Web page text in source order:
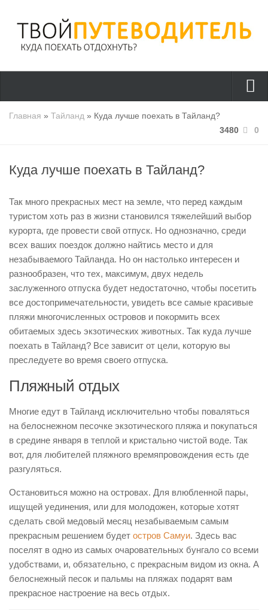
Страны
Тайланд
Куда поехать?
Полезно знать
Отдых с детьми
Поиск туров online
Главная » Тайланд » Куда лучше поехать в Тайланд?
3480
0
Куда лучше поехать в Тайланд?
Так много прекрасных мест на земле, что перед каждым
туристом хоть раз в жизни становился тяжелейший выбор
курорта, где провести свой отпуск. Но однозначно, среди
всех ваших поездок должно найтись место и для
незабываемого Тайланда. Но он настолько интересен и
разнообразен, что тех, максимум, двух недель
заслуженного отпуска будет недостаточно, чтобы посетить
все достопримечательности, увидеть все самые красивые
пляжи многочисленных островов и покормить всех
обитаемых здесь экзотических животных. Так куда лучше
поехать в Тайланд? Все зависит от цели, которую вы
преследуете во время своего отпуска.
Пляжный отдых
Многие едут в Тайланд исключительно чтобы поваляться
на белоснежном песочке экзотического пляжа и покупаться
в средине января в теплой и кристально чистой воде. Так
вот, для любителей пляжного времяпровождения есть где
разгуляться.
Остановиться можно на островах. Для влюбленной пары,
ищущей уединения, или для молодожен, которые хотят
сделать свой медовый месяц незабываемым самым
прекрасным решением будет остров Самуи. Здесь вас
поселят в одно из самых очаровательных бунгало со всеми
удобствами, и, обязательно, с прекрасным видом из окна. А
белоснежный песок и пальмы на пляжах подарят вам
прекрасное настроение на весь отдых.